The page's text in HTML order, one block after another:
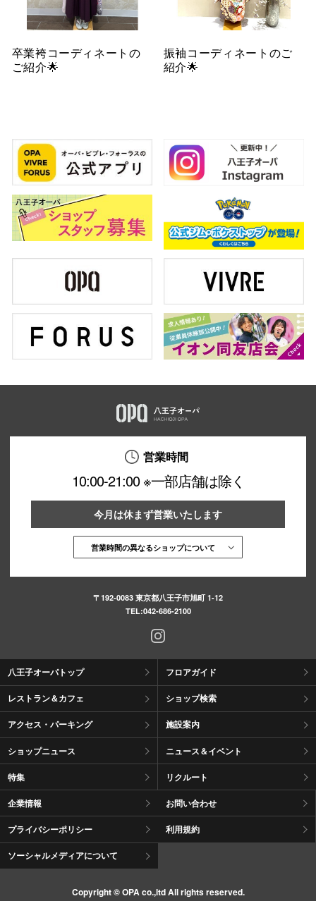
卒業袴コーディネートの
ご紹介🌟
振袖コーディネートのご
紹介🌟
営業時間
10:00-21:00 ※一部店舗は除く
今月は休まず営業いたします
営業時間の異なるショップについて
〒192-0083 東京都八王子市旭町 1-12
TEL:042-686-2100
八王子オーパトップ フロアガイド
レストラン＆カフェ ショップ検索
アクセス・パーキング 施設案内
ショップニュース ニュース＆イベント
特集 リクルート
企業情報 お問い合わせ
プライバシーポリシー 利用規約
ソーシャルメディアについて
Copyright © OPA co.,ltd All rights reserved.